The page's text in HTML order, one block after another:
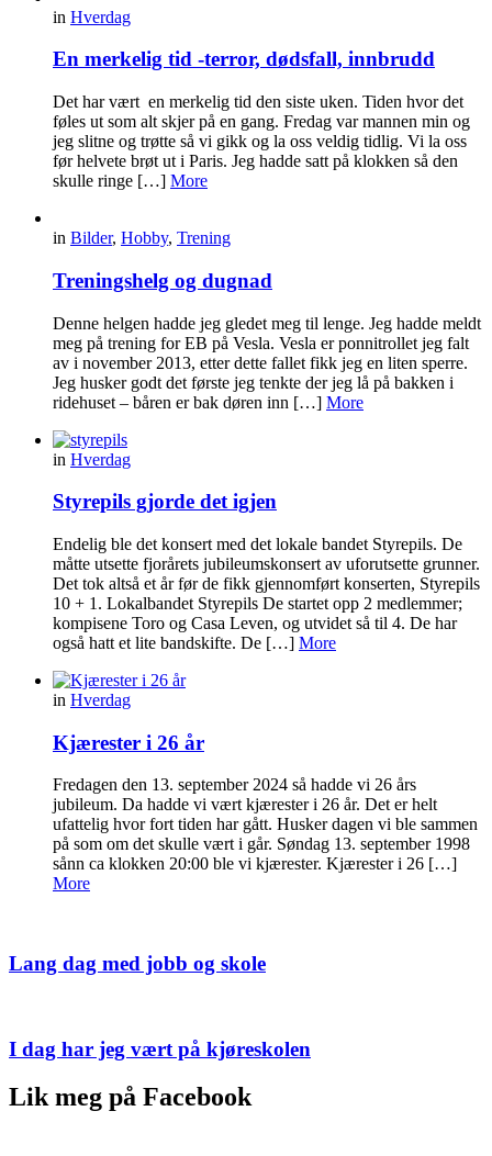
in Hverdag
En merkelig tid -terror, dødsfall, innbrudd
Det har vært en merkelig tid den siste uken. Tiden hvor det
føles ut som alt skjer på en gang. Fredag var mannen min og
jeg slitne og trøtte så vi gikk og la oss veldig tidlig. Vi la oss
før helvete brøt ut i Paris. Jeg hadde satt på klokken så den
skulle ringe […] More
in Bilder, Hobby, Trening
Treningshelg og dugnad
Denne helgen hadde jeg gledet meg til lenge. Jeg hadde meldt
meg på trening for EB på Vesla. Vesla er ponnitrollet jeg falt
av i november 2013, etter dette fallet fikk jeg en liten sperre.
Jeg husker godt det første jeg tenkte der jeg lå på bakken i
ridehuset – båren er bak døren inn […] More
in Hverdag
Styrepils gjorde det igjen
Endelig ble det konsert med det lokale bandet Styrepils. De
måtte utsette fjorårets jubileumskonsert av uforutsette grunner.
Det tok altså et år før de fikk gjennomført konserten, Styrepils
10 + 1. Lokalbandet Styrepils De startet opp 2 medlemmer;
kompisene Toro og Casa Leven, og utvidet så til 4. De har
også hatt et lite bandskifte. De […] More
in Hverdag
Kjærester i 26 år
Fredagen den 13. september 2024 så hadde vi 26 års
jubileum. Da hadde vi vært kjærester i 26 år. Det er helt
ufattelig hvor fort tiden har gått. Husker dagen vi ble sammen
på som om det skulle vært i går. Søndag 13. september 1998
sånn ca klokken 20:00 ble vi kjærester. Kjærester i 26 […]
More
Lang dag med jobb og skole
I dag har jeg vært på kjøreskolen
Lik meg på Facebook